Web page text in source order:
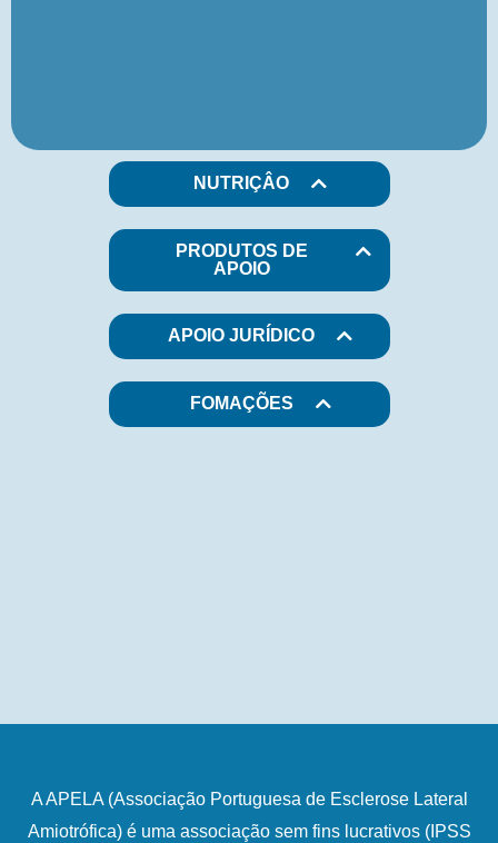
NUTRIÇÂO
PRODUTOS DE
APOIO
APOIO JURÍDICO
FOMAÇÕES
A APELA (Associação Portuguesa de Esclerose Lateral
Amiotrófica) é uma associação sem fins lucrativos (IPSS